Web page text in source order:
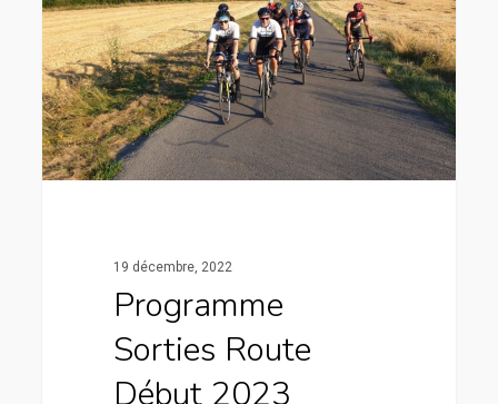
19 décembre, 2022
Programme
Sorties Route
Début 2023